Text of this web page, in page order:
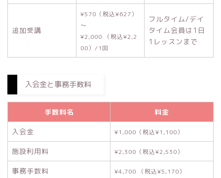
追加受講
¥570（税込¥627）
～
¥2,000 （税込¥2,2
00）/1回
フルタイム/デイ
タイム会員は1日
1レッスンまで
入会金と事務手数料
手数料名 料金
入会金 ¥1,000（税込¥1,100）
施設利用料 ¥2,300（税込¥2,530）
事務手数料 ¥4,700 （税込¥5,170）